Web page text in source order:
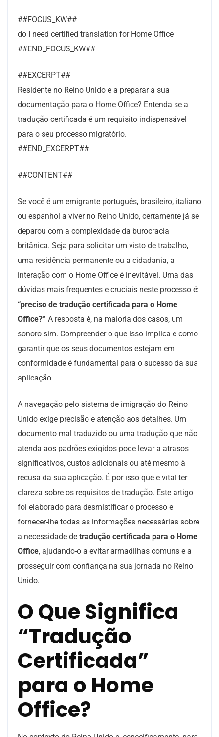
##FOCUS_KW##
do I need certified translation for Home Office
##END_FOCUS_KW##
##EXCERPT##
Residente no Reino Unido e a preparar a sua
documentação para o Home Office? Entenda se a
tradução certificada é um requisito indispensável
para o seu processo migratório.
##END_EXCERPT##
##CONTENT##
Se você é um emigrante português, brasileiro, italiano
ou espanhol a viver no Reino Unido, certamente já se
deparou com a complexidade da burocracia
britânica. Seja para solicitar um visto de trabalho,
uma residência permanente ou a cidadania, a
interação com o Home Office é inevitável. Uma das
dúvidas mais frequentes e cruciais neste processo é:
“preciso de tradução certificada para o Home
Office?” A resposta é, na maioria dos casos, um
sonoro sim. Compreender o que isso implica e como
garantir que os seus documentos estejam em
conformidade é fundamental para o sucesso da sua
aplicação.
A navegação pelo sistema de imigração do Reino
Unido exige precisão e atenção aos detalhes. Um
documento mal traduzido ou uma tradução que não
atenda aos padrões exigidos pode levar a atrasos
significativos, custos adicionais ou até mesmo à
recusa da sua aplicação. É por isso que é vital ter
clareza sobre os requisitos de tradução. Este artigo
foi elaborado para desmistificar o processo e
fornecer-lhe todas as informações necessárias sobre
a necessidade de tradução certificada para o Home
Office, ajudando-o a evitar armadilhas comuns e a
prosseguir com confiança na sua jornada no Reino
Unido.
O Que Significa
“Tradução
Certificada”
para o Home
Office?